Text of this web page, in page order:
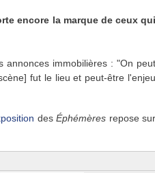
encore la marque de ceux qui
annonces immobilières : "On peut
fut le lieu et peut-être l'enjeu
desÉphémères repose